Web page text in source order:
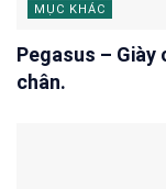
MỤC KHÁC
Pegasus –
chân.